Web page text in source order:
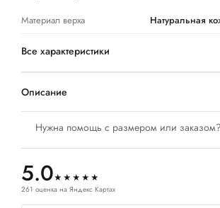
Нужна помощь с размером или заказом?
5.0★★★★★
261 оценка на Яндекс Картах
Материал верха Натуральная
Все характеристики
Описание